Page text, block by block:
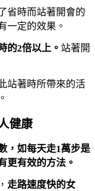
省時而站著開會的
一定的效果。
的2倍以上。 站著開
站著時所帶來的活
健康
，如每天走1萬步是
更有效的方法。
走路速度快的女